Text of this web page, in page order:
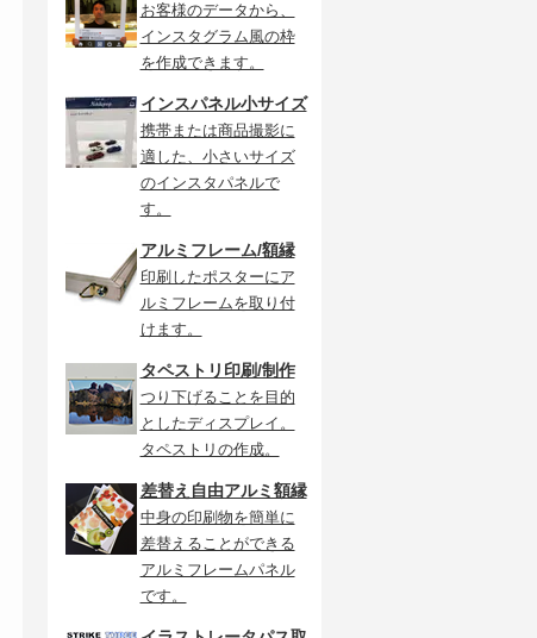
お客様のデータから、
インスタグラム風の枠
を作成できます。
インスパネル小サイズ
携帯または商品撮影に
適した、小さいサイズ
のインスタパネルで
す。
アルミフレーム/額縁
印刷したポスターにア
ルミフレームを取り付
けます。
タペストリ印刷/制作
つり下げることを目的
としたディスプレイ。
タペストリの作成。
差替え自由アルミ額縁
中身の印刷物を簡単に
差替えることができる
アルミフレームパネル
です。